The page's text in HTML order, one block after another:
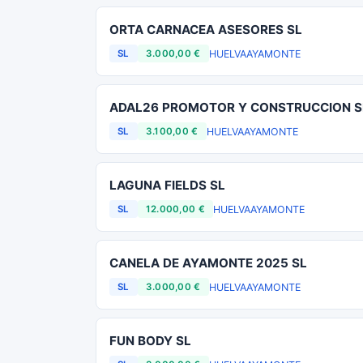
ORTA CARNACEA ASESORES SL
SL 3.000,00 € HUELVAAYAMONTE
ADAL26 PROMOTOR Y CONSTRUCCION
SL 3.100,00 € HUELVAAYAMONTE
LAGUNA FIELDS SL
SL 12.000,00 € HUELVAAYAMONTE
CANELA DE AYAMONTE 2025 SL
SL 3.000,00 € HUELVAAYAMONTE
FUN BODY SL